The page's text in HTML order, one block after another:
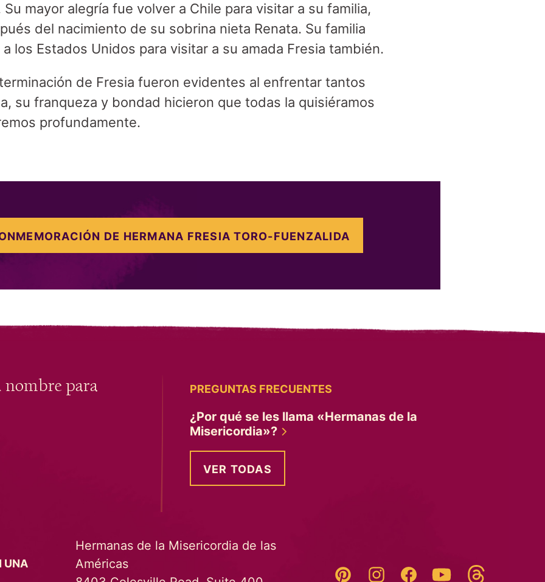
mayor alegría fue volver a Chile para visitar a su familia,
del nacimiento de su sobrina nieta Renata. Su familia
los Estados Unidos para visitar a su amada Fresia también.
de Fresia fueron evidentes al enfrentar tantos
su franqueza y bondad hicieron que todas la quisiéramos
profundamente.
DE HERMANA FRESIA TORO-FUENZALIDA
nombre para PREGUNTAS FRECUENTES
¿Por qué se les llama «Hermanas de la
Misericordia»?
VER TODAS
UNA
Hermanas de la Misericordia de las
Américas
Pinterest InstagramFacebookYouTube